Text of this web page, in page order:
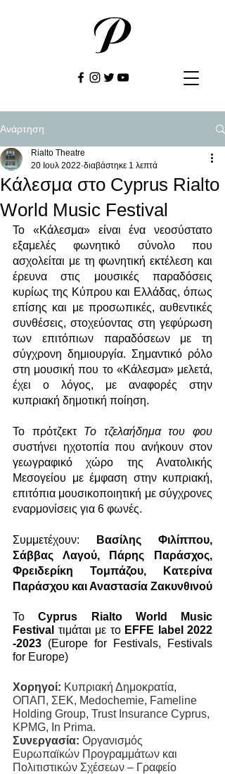
Ανάρτηση
Κάλεσμα στο Cyprus Rialto
World Music Festival
Rialto Theatre
20 Ιουλ 2022 διαβάστηκε 1 λεπτά
Το «Kάλεσμα» είναι ένα νεοσύστατο
εξαμελές φωνητικό σύνολο που
ασχολείται με τη φωνητική εκτέλεση και
έρευνα στις μουσικές παραδόσεις
κυρίως της Κύπρου και Ελλάδας, όπως
επίσης και με προσωπικές, αυθεντικές
συνθέσεις, στοχεύοντας στη γεφύρωση
των επιτόπιων παραδόσεων με τη
σύγχρονη δημιουργία. Σημαντικό ρόλο
στη μουσική που το «Κάλεσμα» μελετά,
έχει ο λόγος, με αναφορές στην
κυπριακή δημοτική ποίηση.
Το πρότζεκτ Το τζελαήδημα του φου
συστήνει ηχοτοπία που ανήκουν στον
γεωγραφικό χώρο της Ανατολικής
Μεσογείου με έμφαση στην κυπριακή,
επιτόπια μουσικοποιητική με σύγχρονες
εναρμονίσεις για 6 φωνές.
Συμμετέχουν:
Βασίλης Φιλίππου,
Σάββας Λαγού, Πάρης Παράσχος,
Φρειδερίκη Τομπάζου, Κατερίνα
Το Cyprus Rialto World Music
Festival τιμάται με το EFFE label 2022
-2023 (Europe for Festivals, Festivals
for Europe)
Χορηγοί: Κυπριακή Δημοκρατία,
ΟΠΑΠ, ΣΕΚ, Medochemie, Fameline
Holding Group, Trust Insurance Cyprus,
KPMG, In Prima.
Συνεργασία: Οργανισμός
Ευρωπαϊκών Προγραμμάτων και
Πολιτιστικών Σχέσεων – Γραφείο